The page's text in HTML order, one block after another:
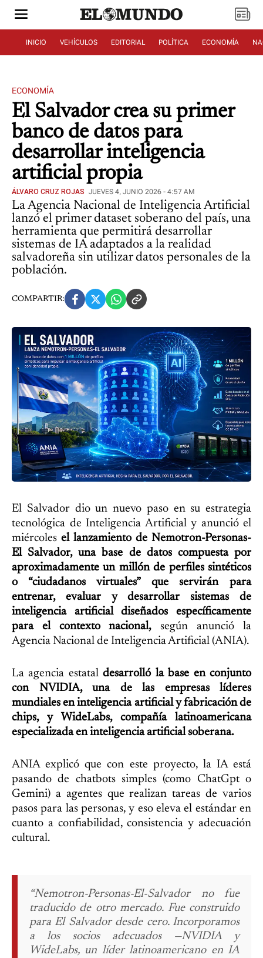
INICIO VEHÍCULOS EDITORIAL POLÍTICA ECONOMÍA
ECONOMÍA
El Salvador crea su primer
banco de datos para
desarrollar inteligencia
artificial propia
ÁLVARO CRUZ ROJAS JUEVES 4, JUNIO 2026 - 4:57 AM
La Agencia Nacional de Inteligencia Artificial
lanzó el primer dataset soberano del país, una
herramienta que permitirá desarrollar
sistemas de IA adaptados a la realidad
salvadoreña sin utilizar datos personales de la
población.
COMPARTIR:
El Salvador dio un nuevo paso en su estrategia
tecnológica de Inteligencia Artificial y anunció el
miércoles el lanzamiento de Nemotron-Personas-
El Salvador, una base de datos compuesta por
aproximadamente un millón de perfiles sintéticos
o “ciudadanos virtuales” que servirán para
entrenar, evaluar y desarrollar sistemas de
inteligencia artificial diseñados específicamente
para el contexto nacional, según anunció la
Agencia Nacional de Inteligencia Artificial (ANIA).
La agencia estataldesarrolló la base en conjunto
con NVIDIA, una de las empresas líderes
mundiales en inteligencia artificial y fabricación de
chips, y WideLabs, compañía latinoamericana
especializada en inteligencia artificial soberana.
ANIA explicó que con este proyecto, la IA está
pasando de chatbots simples (como ChatGpt o
Gemini) a agentes que realizan tareas de varios
pasos para las personas, y eso eleva el estándar en
cuanto a confiabilidad, consistencia y adecuación
cultural.
“Nemotron-Personas-El-Salvador no fue
traducido de otro mercado. Fue construido
para El Salvador desde cero. Incorporamos
a los socios adecuados —NVIDIA y
WideLabs, un líder latinoamericano en IA